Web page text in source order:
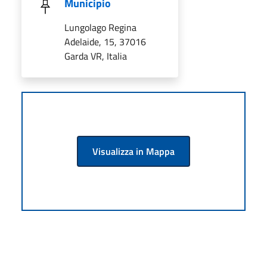
Lungolago Regina
Adelaide, 15, 37016
Garda VR, Italia
Visualizza in Mappa